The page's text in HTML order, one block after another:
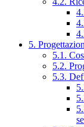
5.
5.1.
5.2.
5.3.